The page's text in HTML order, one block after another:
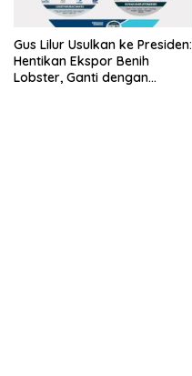
Gus Lilur Usulkan ke Presiden:
Hentikan Ekspor Benih
Lobster, Ganti dengan